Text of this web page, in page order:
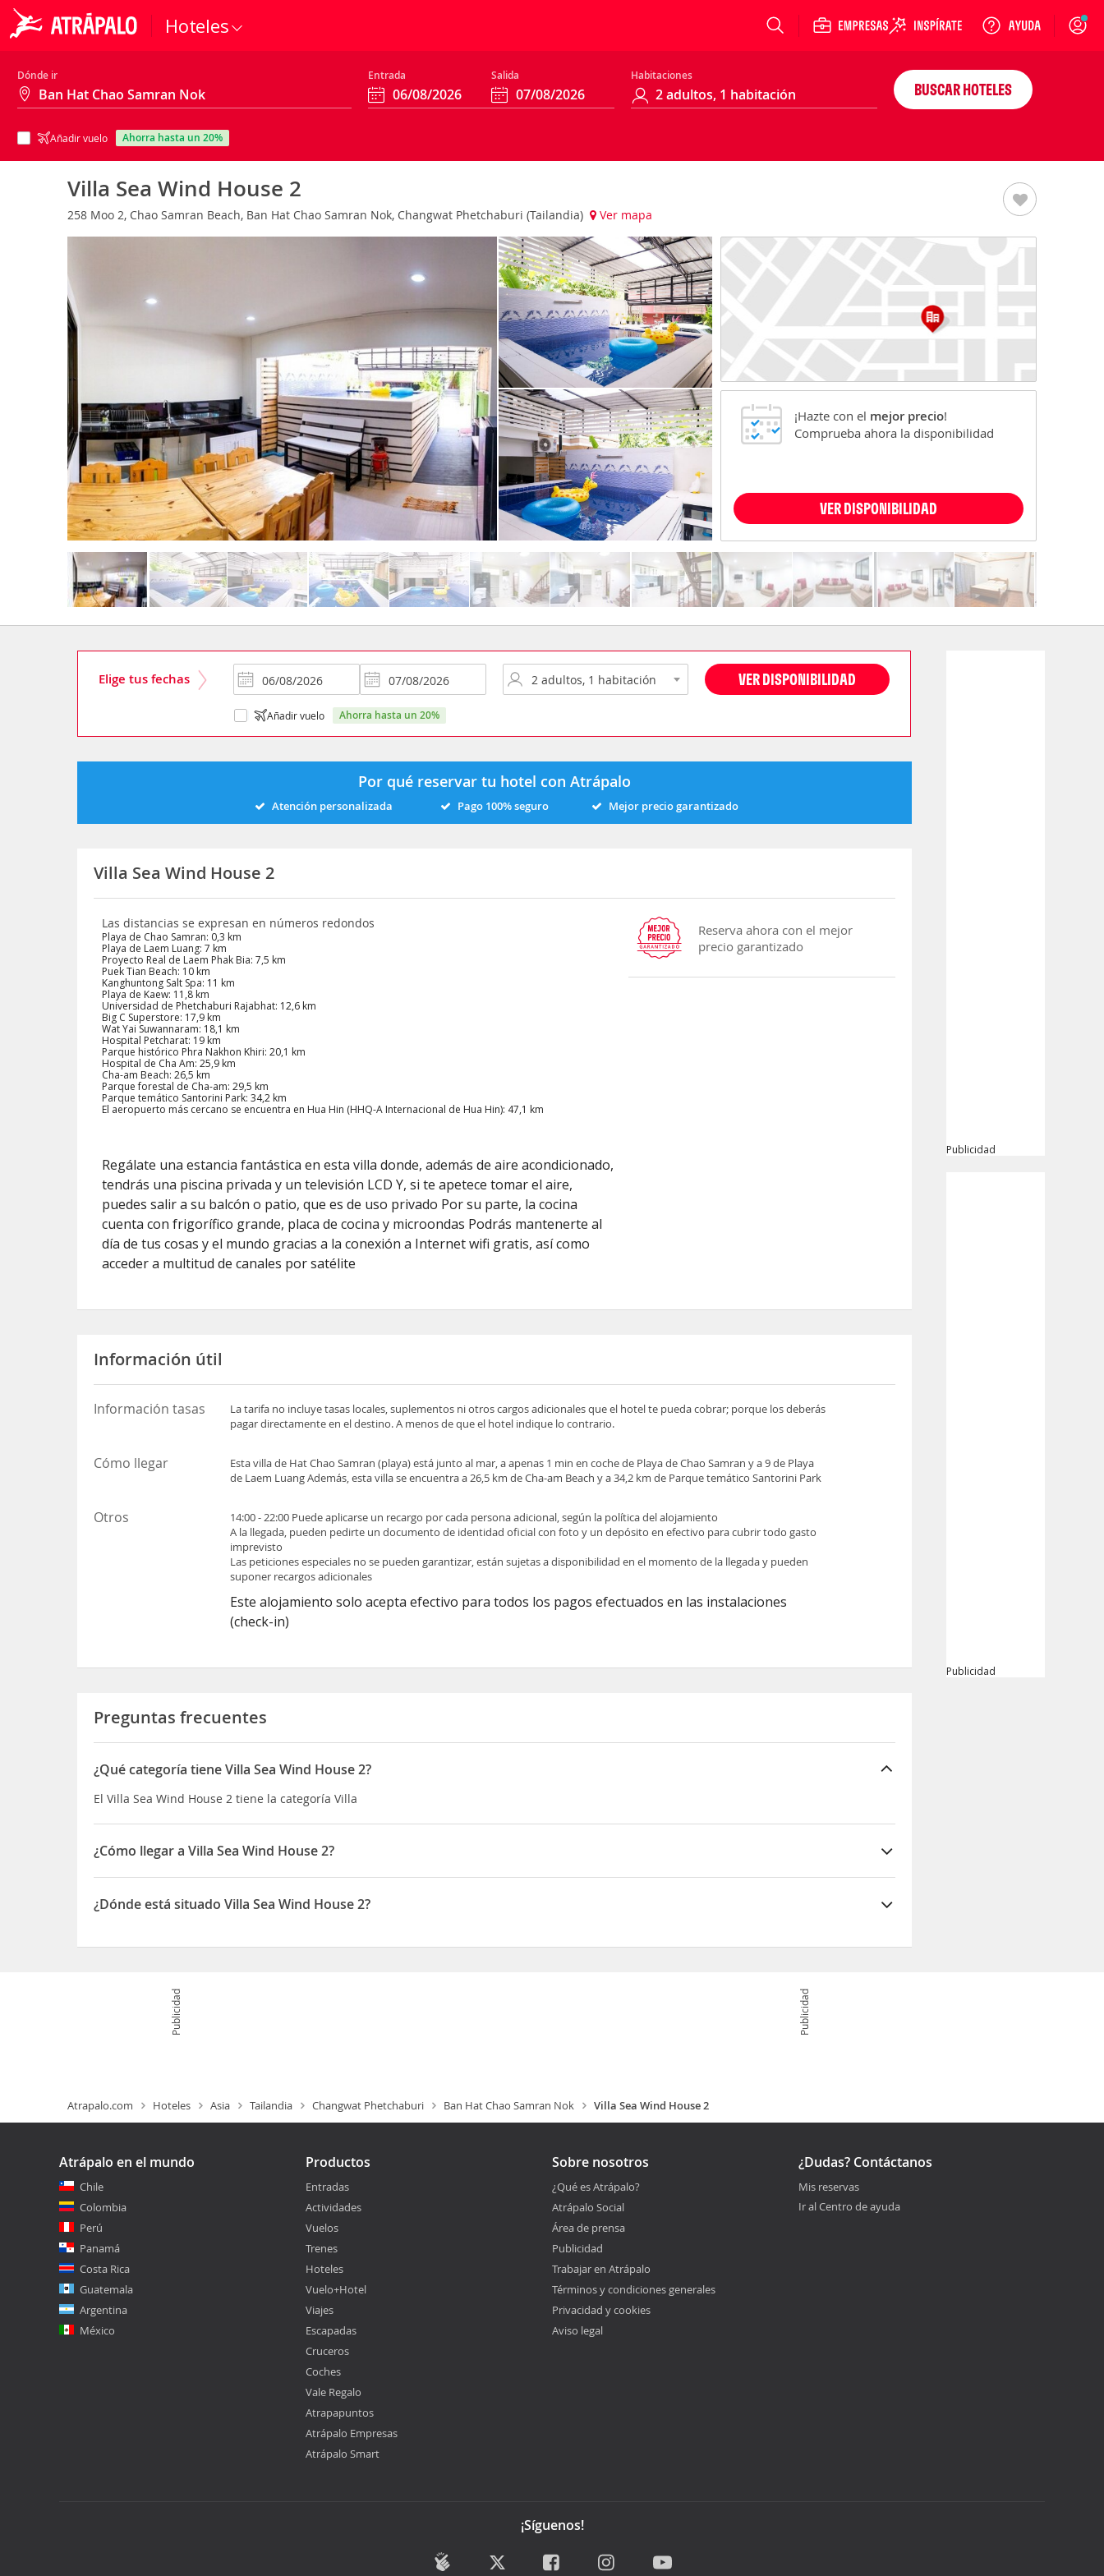
Hoteles Login
Dónde ir Entrada Salida Habitaciones
Añadir vuelo ahorra hasta un 20%
BUSCAR HOTELES
Villa Sea Wind House 2
258 Moo 2, Chao Samran Beach, Ban Hat Chao Samran Nok, Changwat Phetchaburi (Tailandia) Ver mapa
¡Hazte con el mejor precio!
Comprueba ahora la disponibilidad
VER DISPONIBILIDAD
Elige tus fechas VER DISPONIBILIDAD
Añadir vuelo ahorra hasta un 20%
Por qué reservar tu hotel con Atrápalo
Atención personalizada Pago 100% seguro Mejor precio garantizado
Villa Sea Wind House 2
Las distancias se expresan en números redondos
Playa de Chao Samran: 0,3 km
Playa de Laem Luang: 7 km
Proyecto Real de Laem Phak Bia: 7,5 km
Puek Tian Beach: 10 km
Kanghuntong Salt Spa: 11 km
Playa de Kaew: 11,8 km
Universidad de Phetchaburi Rajabhat: 12,6 km
Big C Superstore: 17,9 km
Wat Yai Suwannaram: 18,1 km
Hospital Petcharat: 19 km
Parque histórico Phra Nakhon Khiri: 20,1 km
Hospital de Cha Am: 25,9 km
Cha-am Beach: 26,5 km
Parque forestal de Cha-am: 29,5 km
Parque temático Santorini Park: 34,2 km
El aeropuerto más cercano se encuentra en Hua Hin (HHQ-A Internacional de Hua Hin): 47,1 km
Regálate una estancia fantástica en esta villa donde, además de aire acondicionado,
tendrás una piscina privada y un televisión LCD Y, si te apetece tomar el aire,
puedes salir a su balcón o patio, que es de uso privado Por su parte, la cocina
cuenta con frigorífico grande, placa de cocina y microondas Podrás mantenerte al
día de tus cosas y el mundo gracias a la conexión a Internet wifi gratis, así como
acceder a multitud de canales por satélite
Reserva ahora con el mejor
precio garantizado
Información útil
Información tasas
La tarifa no incluye tasas locales, suplementos ni otros cargos adicionales que el hotel te pueda cobrar; porque los deberás
pagar directamente en el destino. A menos de que el hotel indique lo contrario.
Cómo llegar
Esta villa de Hat Chao Samran (playa) está junto al mar, a apenas 1 min en coche de Playa de Chao Samran y a 9 de Playa
de Laem Luang Además, esta villa se encuentra a 26,5 km de Cha-am Beach y a 34,2 km de Parque temático Santorini Park
Otros
14:00 - 22:00 Puede aplicarse un recargo por cada persona adicional, según la política del alojamiento
A la llegada, pueden pedirte un documento de identidad oficial con foto y un depósito en efectivo para cubrir todo gasto
imprevisto
Las peticiones especiales no se pueden garantizar, están sujetas a disponibilidad en el momento de la llegada y pueden
suponer recargos adicionales
Este alojamiento solo acepta efectivo para todos los pagos efectuados en las instalaciones
(check-in)
Preguntas frecuentes
¿Qué categoría tiene Villa Sea Wind House 2?
El Villa Sea Wind House 2 tiene la categoría Villa
¿Cómo llegar a Villa Sea Wind House 2?
Esta villa de Hat Chao Samran (playa) está junto al mar, a apenas 1 min en coche de Playa de Chao Samran y a 9 de Playa de Laem Luang
Además, esta villa se encuentra a 26,5 km de Cha-am Beach y a 34,2 km de Parque temático Santorini Park
¿Dónde está situado Villa Sea Wind House 2?
Publicidad
Publicidad
Publicidad Publicidad
Atrapalo.com Hoteles Asia Tailandia Changwat Phetchaburi Ban Hat Chao Samran Nok Villa Sea Wind House 2
Atrápalo en el mundo
Chile
Colombia
Perú
Panamá
Costa Rica
Guatemala
Argentina
México
Productos
Entradas
Actividades
Vuelos
Trenes
Hoteles
Vuelo+Hotel
Viajes
Escapadas
Cruceros
Coches
Vale Regalo
Atrapapuntos
Atrápalo Empresas
Atrápalo Smart
Sobre nosotros
¿Qué es Atrápalo?
Atrápalo Social
Área de prensa
Publicidad
Trabajar en Atrápalo
Términos y condiciones generales
Privacidad y cookies
Aviso legal
¿Dudas? Contáctanos
Mis reservas
Ir al Centro de ayuda
¡Síguenos!